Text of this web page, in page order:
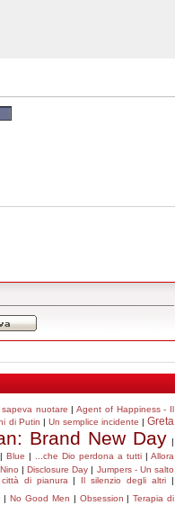
nuotare |Agent of Happiness - Il
di Putin | Un semplice incidente |Greta
Brand New Day |
| Blue | ...che Dio perdona a tutti | Allora
Nino |Disclosure Day | Jumpers - Un salto
di pianura | Il silenzio degli altri |
| No Good Men | Obsession |Terapia di